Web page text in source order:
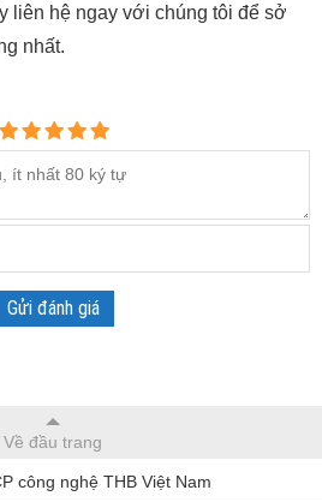
liên hệ ngay với chúng tôi để sở
nhất.
Gửi đánh giá
Về đầu trang
công nghệ THB Việt Nam